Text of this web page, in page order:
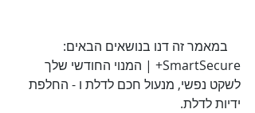
    במאמר זה דנו בנושאים הבאים:
SmartSecure+ | המנוי החודשי שלך
לשקט נפשי, מנעול חכם לדלת ו - החלפת